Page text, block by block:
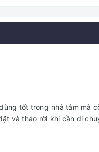
tốt trong nhà tắm mà
và tháo rời khi cần di